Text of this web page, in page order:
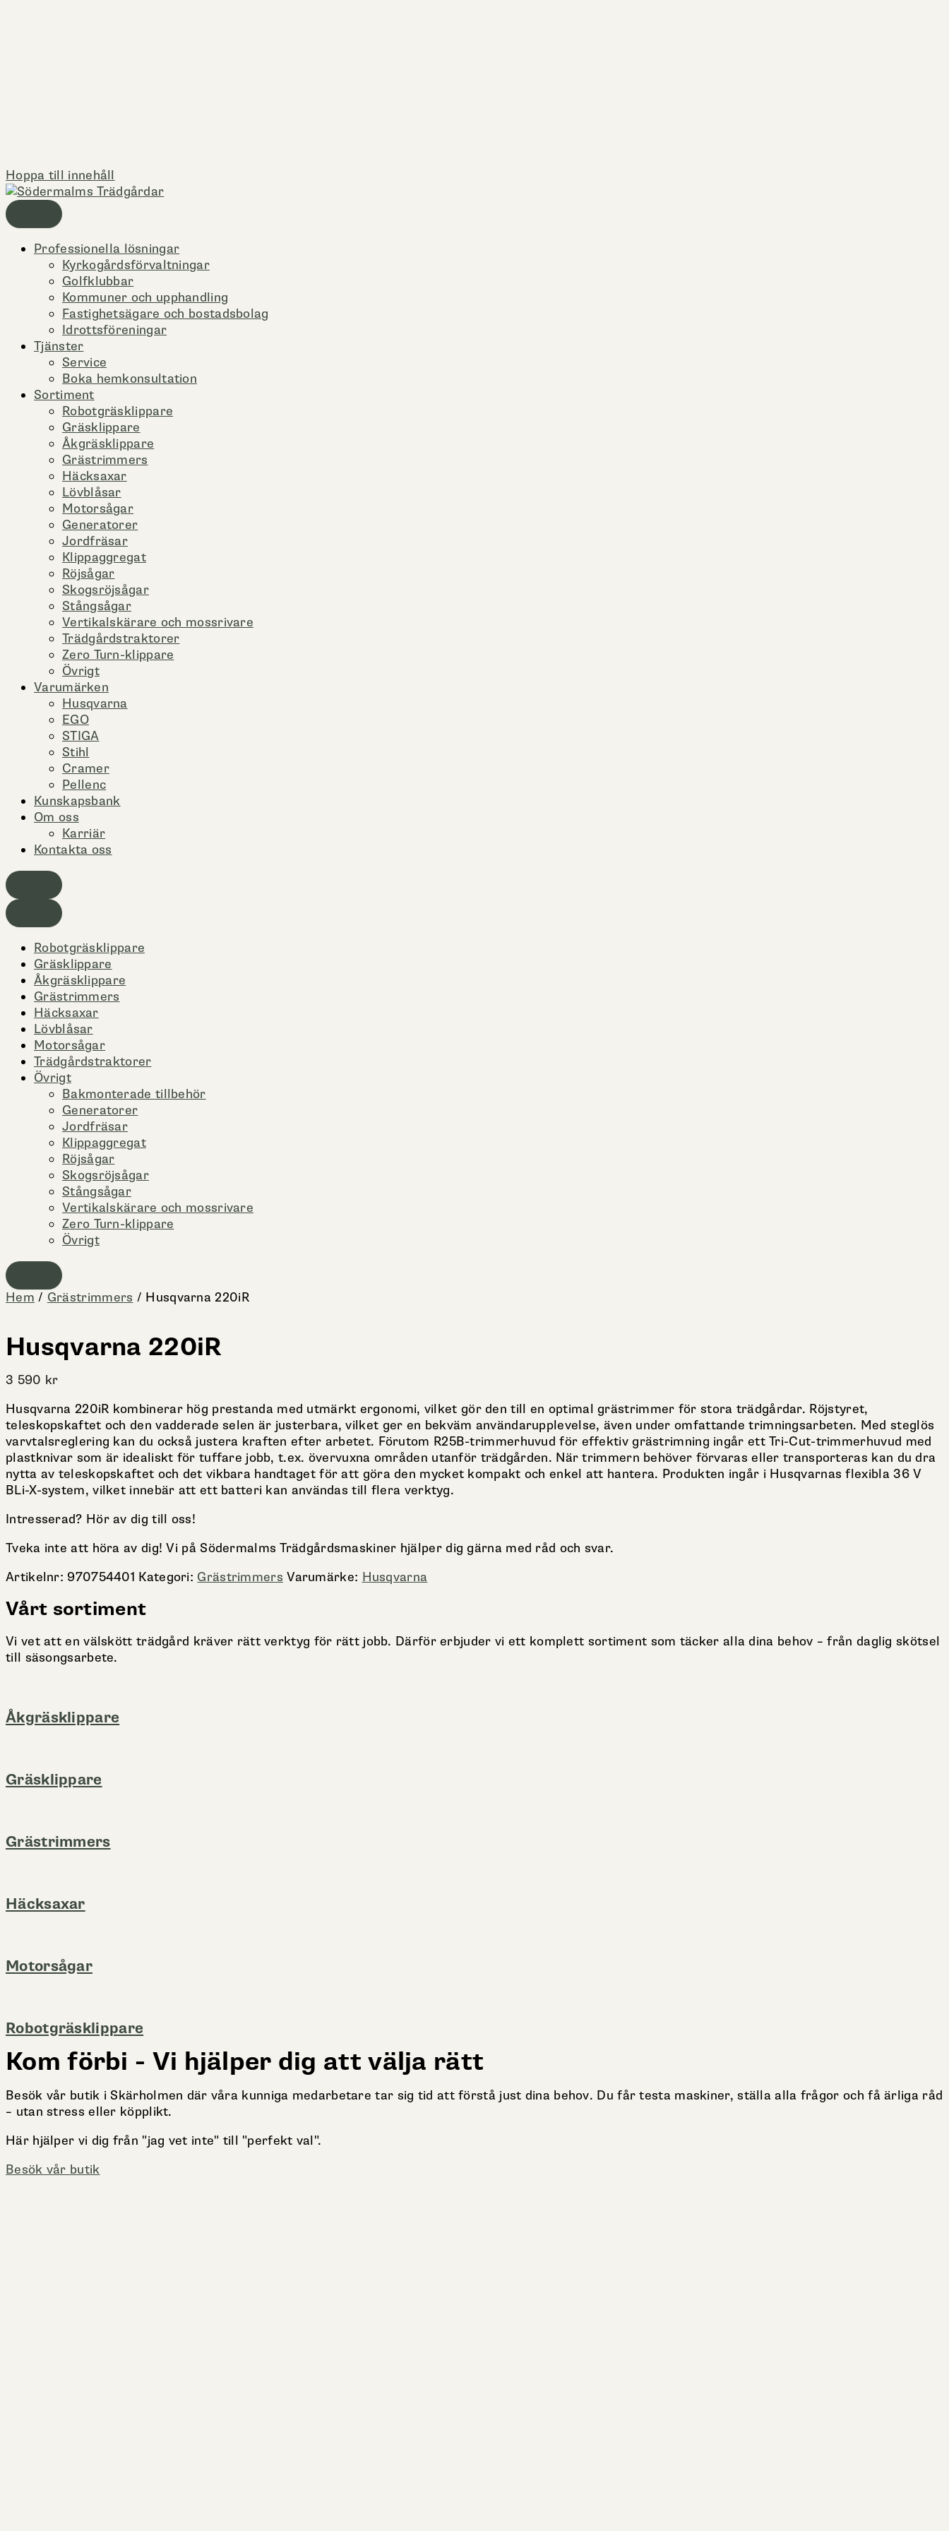
Hoppa till innehåll
Professionella lösningar
Kyrkogårdsförvaltningar
Golfklubbar
Kommuner och upphandling
Fastighetsägare och bostadsbolag
Idrottsföreningar
Tjänster
Service
Boka hemkonsultation
Sortiment
Robotgräsklippare
Gräsklippare
Åkgräsklippare
Grästrimmers
Häcksaxar
Lövblåsar
Motorsågar
Generatorer
Jordfräsar
Klippaggregat
Röjsågar
Skogsröjsågar
Stångsågar
Vertikalskärare och mossrivare
Trädgårdstraktorer
Zero Turn-klippare
Övrigt
Varumärken
Husqvarna
EGO
STIGA
Stihl
Cramer
Pellenc
Kunskapsbank
Om oss
Karriär
Kontakta oss
Robotgräsklippare
Gräsklippare
Åkgräsklippare
Grästrimmers
Häcksaxar
Lövblåsar
Motorsågar
Trädgårdstraktorer
Övrigt
Bakmonterade tillbehör
Generatorer
Jordfräsar
Klippaggregat
Röjsågar
Skogsröjsågar
Stångsågar
Vertikalskärare och mossrivare
Zero Turn-klippare
Övrigt
Hem / Grästrimmers / Husqvarna 220iR
Husqvarna 220iR
3 590 kr
Husqvarna 220iR kombinerar hög prestanda med utmärkt ergonomi, vilket gör den till en optimal grästrimmer för stora trädgårdar. Röjstyret,
teleskopskaftet och den vadderade selen är justerbara, vilket ger en bekväm användarupplevelse, även under omfattande trimningsarbeten. Med steglös
varvtalsreglering kan du också justera kraften efter arbetet. Förutom R25B-trimmerhuvud för effektiv grästrimning ingår ett Tri-Cut-trimmerhuvud med
plastknivar som är idealiskt för tuffare jobb, t.ex. övervuxna områden utanför trädgården. När trimmern behöver förvaras eller transporteras kan du dra
nytta av teleskopskaftet och det vikbara handtaget för att göra den mycket kompakt och enkel att hantera. Produkten ingår i Husqvarnas flexibla 36 V
BLi-X-system, vilket innebär att ett batteri kan användas till flera verktyg.
Intresserad? Hör av dig till oss!
Tveka inte att höra av dig! Vi på Södermalms Trädgårdsmaskiner hjälper dig gärna med råd och svar.
Artikelnr: 970754401 Kategori: Grästrimmers Varumärke: Husqvarna
Vårt sortiment
Vi vet att en välskött trädgård kräver rätt verktyg för rätt jobb. Därför erbjuder vi ett komplett sortiment som täcker alla dina behov – från daglig skötsel
till säsongsarbete.
Åkgräsklippare
Gräsklippare
Grästrimmers
Häcksaxar
Motorsågar
Robotgräsklippare
Kom förbi - Vi hjälper dig att välja rätt
Besök vår butik i Skärholmen där våra kunniga medarbetare tar sig tid att förstå just dina behov. Du får testa maskiner, ställa alla frågor och få ärliga råd
– utan stress eller köpplikt.
Här hjälper vi dig från "jag vet inte" till "perfekt val".
Besök vår butik